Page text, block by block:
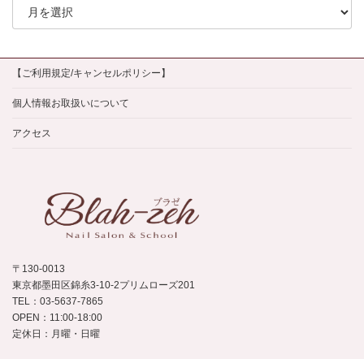
イ
ブ
【ご利用規定/キャンセルポリシー】
個人情報お取扱いについて
アクセス
〒130-0013
東京都墨田区錦糸3-10-2プリムローズ201
TEL：03-5637-7865
OPEN：11:00-18:00
定休日：月曜・日曜